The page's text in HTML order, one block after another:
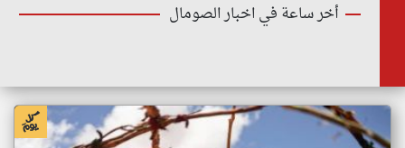
أخر ساعة في اخبار الصومال